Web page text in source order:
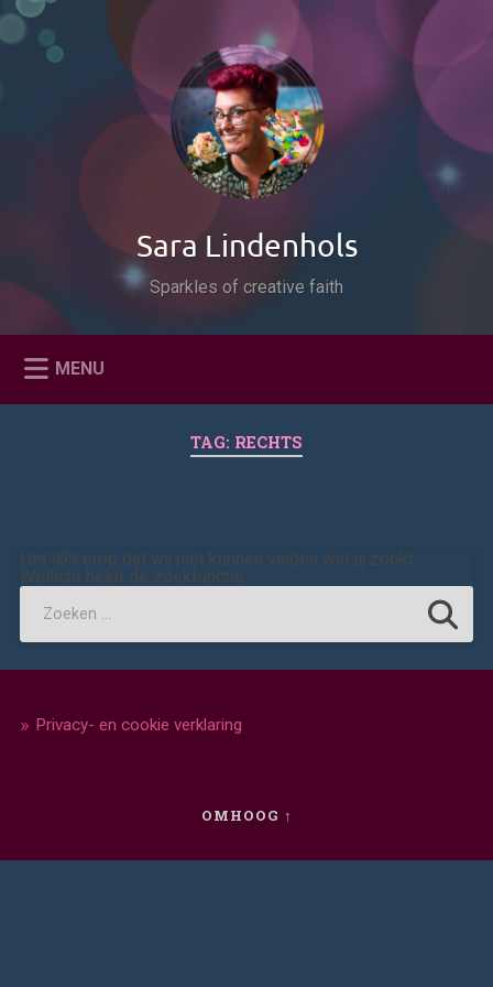
Naar
inhoud
Zoeken
Sara Lindenhols
Sparkles of creative faith
MENU
TAG: RECHTS
Het lijkt erop dat wij niet kunnen vinden wat jij zoekt.
Wellicht helpt de zoekfunctie.
Privacy- en cookie verklaring
OMHOOG ↑